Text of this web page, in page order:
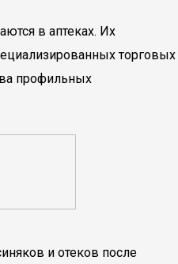
в аптеках. Их
торговых
профильных
и отеков после